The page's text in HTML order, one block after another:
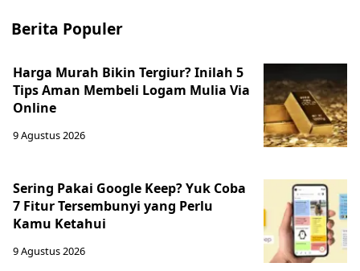
Berita Populer
Harga Murah Bikin Tergiur? Inilah 5
Tips Aman Membeli Logam Mulia Via
Online
9 Agustus 2026
Sering Pakai Google Keep? Yuk Coba
7 Fitur Tersembunyi yang Perlu
Kamu Ketahui
9 Agustus 2026